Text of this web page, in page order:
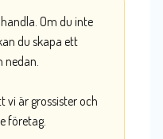
Om du inte
du skapa ett
nedan.
vi är grossister och
företag.